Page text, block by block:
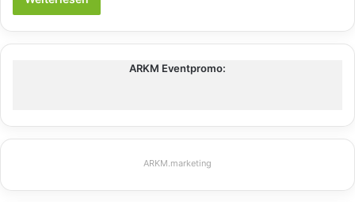
ARKM Eventpromo:
ARKM.marketing